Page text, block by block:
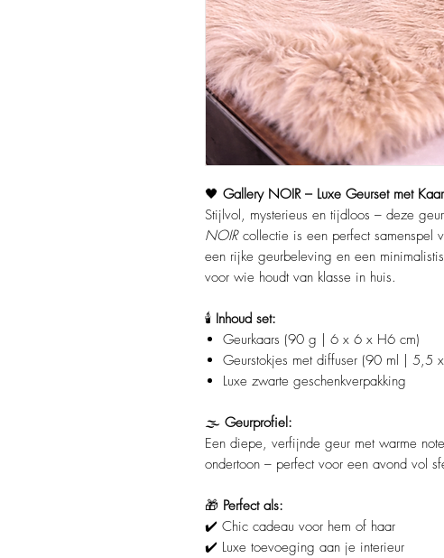
🖤 Gallery NOIR – Luxe Geurset met
Stijlvol, mysterieus en tijdloos – deze
NOIRcollectie is een perfect samenspel
een rijke geurbeleving en een
voor wie houdt van klasse in huis.
🕯️ Inhoud set:
Geurkaars (90 g | 6 x 6 x H6 cm)
Geurstokjes met diffuser (90 ml | 5,5
Luxe zwarte geschenkverpakking
🌫️ Geurprofiel:
Een diepe, verfijnde geur met warme
ondertoon – perfect voor een avond vol
🎁 Perfect als:
✔️ Chic cadeau voor hem of haar
✔️ Luxe toevoeging aan je interieur